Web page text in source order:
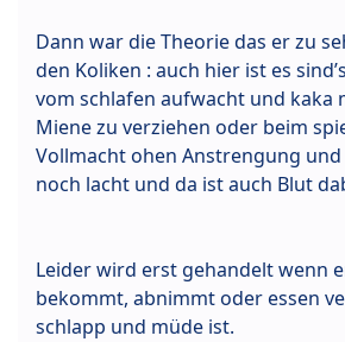
Dann war die Theorie das er zu
den Koliken : auch hier ist es
vom schlafen aufwacht und kaka
Miene zu verziehen oder beim
Vollmacht ohen Anstrengung
noch lacht und da ist auch Blut
Leider wird erst gehandelt wenn
bekommt, abnimmt oder essen
schlapp und müde ist.